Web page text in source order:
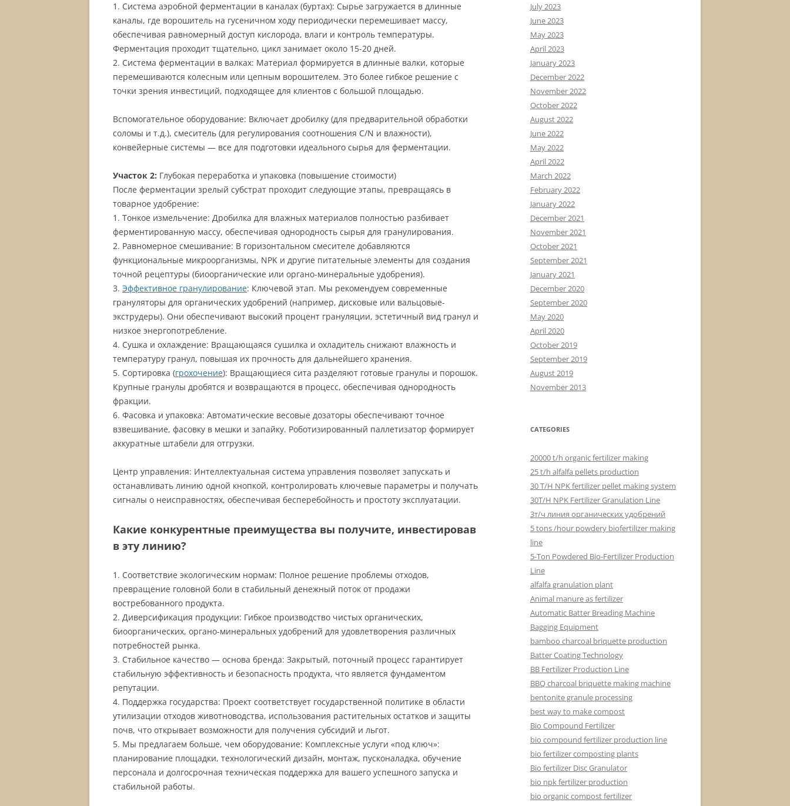
1. Система аэробной ферментации в каналах (буртах): Сырье загружается в длинные
каналы, где ворошитель на гусеничном ходу периодически перемешивает массу,
обеспечивая равномерный доступ кислорода, влаги и контроль температуры.
Ферментация проходит тщательно, цикл занимает около 15-20 дней.
2. Система ферментации в валках: Материал формируется в длинные валки, которые
перемешиваются колесным или цепным ворошителем. Это более гибкое решение с
точки зрения инвестиций, подходящее для клиентов с большой площадью.
Вспомогательное оборудование: Включает дробилку (для предварительной обработки
соломы и т.д.), смеситель (для регулирования соотношения C/N и влажности),
конвейерные системы — все для подготовки идеального сырья для ферментации.
Участок 2: Глубокая переработка и упаковка (повышение стоимости)
После ферментации зрелый субстрат проходит следующие этапы, превращаясь в
товарное удобрение:
1. Тонкое измельчение: Дробилка для влажных материалов полностью разбивает
ферментированную массу, обеспечивая однородность сырья для гранулирования.
2. Равномерное смешивание: В горизонтальном смесителе добавляются
функциональные микроорганизмы, NPK и другие питательные элементы для создания
точной рецептуры (биоорганические или органо-минеральные удобрения).
3. Эффективное гранулирование: Ключевой этап. Мы рекомендуем современные
грануляторы для органических удобрений (например, дисковые или вальцовые-
экструдеры). Они обеспечивают высокий процент грануляции, эстетичный вид гранул и
низкое энергопотребление.
4. Сушка и охлаждение: Вращающаяся сушилка и охладитель снижают влажность и
температуру гранул, повышая их прочность для дальнейшего хранения.
5. Сортировка (грохочение): Вращающиеся сита разделяют готовые гранулы и порошок.
Крупные гранулы дробятся и возвращаются в процесс, обеспечивая однородность
фракции.
6. Фасовка и упаковка: Автоматические весовые дозаторы обеспечивают точное
взвешивание, фасовку в мешки и запайку. Роботизированный паллетизатор формирует
аккуратные штабели для отгрузки.
Центр управления: Интеллектуальная система управления позволяет запускать и
останавливать линию одной кнопкой, контролировать ключевые параметры и получать
сигналы о неисправностях, обеспечивая бесперебойность и простоту эксплуатации.
Какие конкурентные преимущества вы получите, инвестировав
в эту линию?
1. Соответствие экологическим нормам: Полное решение проблемы отходов,
превращение головной боли в стабильный денежный поток от продажи
востребованного продукта.
2. Диверсификация продукции: Гибкое производство чистых органических,
биоорганических, органо-минеральных удобрений для удовлетворения различных
потребностей рынка.
3. Стабильное качество — основа бренда: Закрытый, поточный процесс гарантирует
стабильную эффективность и безопасность продукта, что является фундаментом
репутации.
4. Поддержка государства: Проект соответствует государственной политике в области
утилизации отходов животноводства, использования растительных остатков и защиты
почв, что открывает возможности для получения субсидий и льгот.
5. Мы предлагаем больше, чем оборудование: Комплексные услуги «под ключ»:
планирование площадки, технологический дизайн, монтаж, пусконаладка, обучение
персонала и долгосрочная техническая поддержка для вашего успешного запуска и
стабильной работы.
July 2023
June 2023
May 2023
April 2023
January 2023
December 2022
November 2022
October 2022
August 2022
June 2022
May 2022
April 2022
March 2022
February 2022
January 2022
December 2021
November 2021
October 2021
September 2021
January 2021
December 2020
September 2020
May 2020
April 2020
October 2019
September 2019
August 2019
November 2013
CATEGORIES
20000 t/h organic fertilizer making
25 t/h alfalfa pellets production
30 T/H NPK fertilizer pellet making system
30T/H NPK Fertilizer Granulation Line
3т/ч линия органических удобрений
5 tons /hour powdery biofertilizer making
line
5-Ton Powdered Bio-Fertilizer Production
Line
alfalfa granulation plant
Animal manure as fertilizer
Automatic Batter Breading Machine
Bagging Equipment
bamboo charcoal briquette production
Batter Coating Technology
BB Fertilizer Production Line
BBQ charcoal briquette making machine
bentonite granule processing
best way to make compost
Bio Compound Fertilizer
bio compound fertilizer production line
bio fertilizer composting plants
Bio fertilizer Disc Granulator
bio npk fertilizer production
bio organic compost fertilizer